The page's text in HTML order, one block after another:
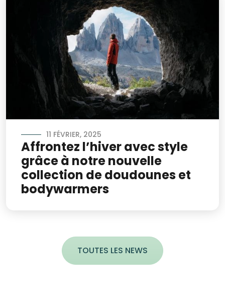
11 FÉVRIER, 2025
Affrontez l’hiver avec style
grâce à notre nouvelle
collection de doudounes et
bodywarmers
TOUTES LES NEWS